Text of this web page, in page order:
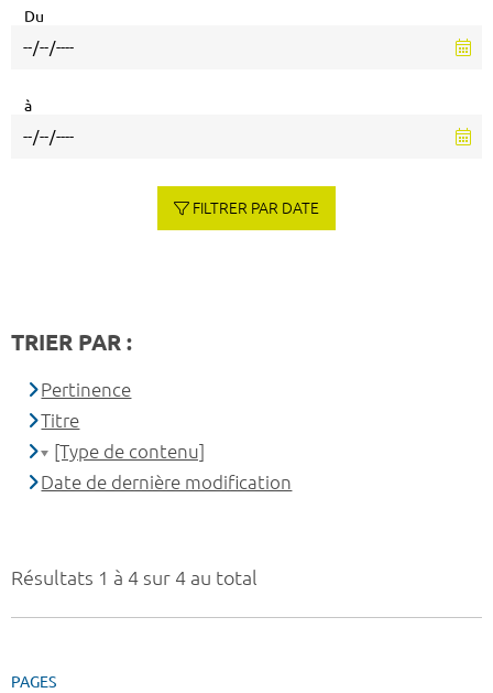
Résultats 1 à 4 sur 4 au total
PAGES
Du
à
FILTRER PAR DATE
TRIER PAR :
Pertinence
Titre
[Type de contenu]
Date de dernière modification